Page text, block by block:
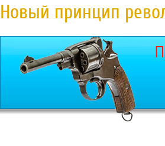
Новый принцип